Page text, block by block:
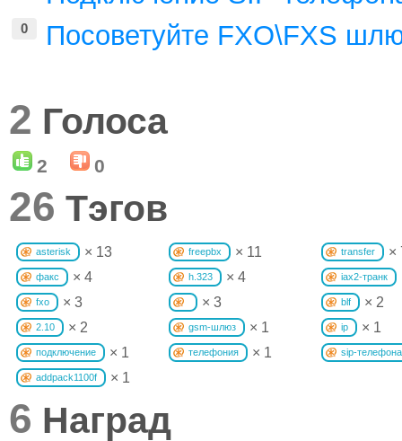
0 Посоветуйте FXO\FXS
2 Голоса
2 0
26 Тэгов
asterisk × 13 freepbx × 11 transfer ×
факс × 4 h.323 × 4 iax2-транк
fxo × 3 × 3 blf × 2
2.10 × 2 gsm-шлюз × 1 ip × 1
подключение × 1 телефония × 1 sip-телефона
addpack1100f × 1
6 Наград